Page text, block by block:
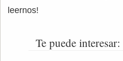
leernos!
Te puede interesar: